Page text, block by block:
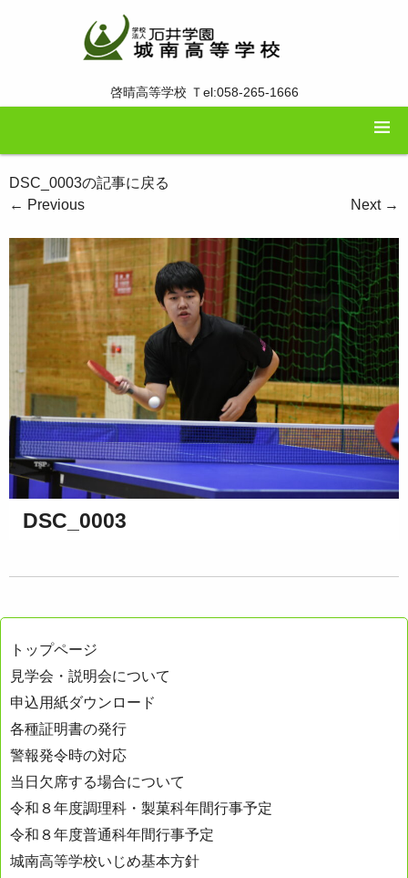
啓晴高等学校 Ｔel:058-265-1666
DSC_0003の記事に戻る
← Previous Next →
DSC_0003
トップページ
見学会・説明会について
申込用紙ダウンロード
各種証明書の発行
警報発令時の対応
当日欠席する場合について
令和８年度調理科・製菓科年間行事予定
令和８年度普通科年間行事予定
城南高等学校いじめ基本方針